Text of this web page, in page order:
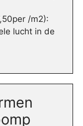
/m2):
lucht in de